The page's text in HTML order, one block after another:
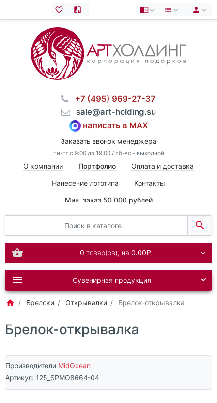
⠀+7 (495) 969-27-37
⠀sale@art-holding.su
написать в MAX
Заказать звонок менеджера
пн-пт с 9:00 до 19:00 / сб-вс - выходной
О компании Портфолио Оплата и доставка
Нанесение логотипа Контакты
Мин. заказ 50 000 рублей
0 товар(ов), на 0.00₽
Сувенирная продукция
Брелоки Открывалки Брелок-открывалка
Брелок-открывалка
Производители MidOcean
Артикул: 125_SPMO8664-04